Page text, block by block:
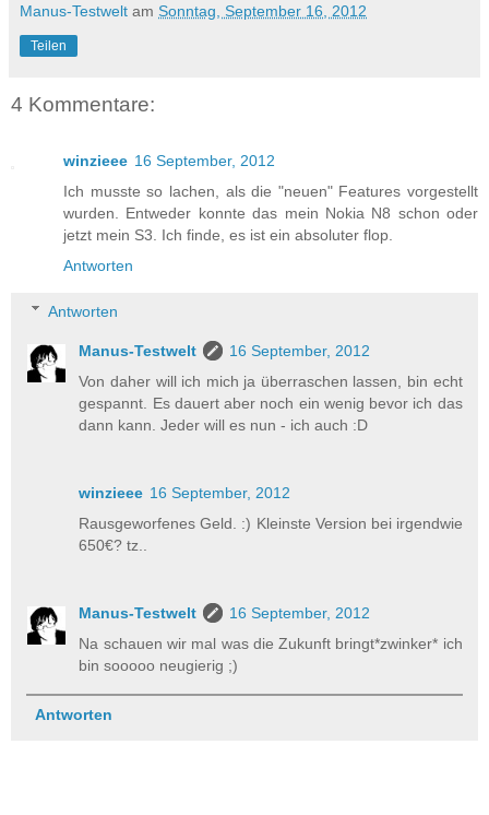
Manus-Testwelt am Sonntag, September 16, 2012
Teilen
4 Kommentare:
winzieee 16 September, 2012
Ich musste so lachen, als die "neuen" Features vorgestellt
wurden. Entweder konnte das mein Nokia N8 schon oder
jetzt mein S3. Ich finde, es ist ein absoluter flop.
Antworten
Antworten
Manus-Testwelt
16 September, 2012
Von daher will ich mich ja überraschen lassen, bin echt
gespannt. Es dauert aber noch ein wenig bevor ich das
dann kann. Jeder will es nun - ich auch :D
winzieee 16 September, 2012
Rausgeworfenes Geld. :) Kleinste Version bei irgendwie
650€? tz..
Manus-Testwelt
16 September, 2012
Na schauen wir mal was die Zukunft bringt*zwinker* ich
bin sooooo neugierig ;)
Antworten